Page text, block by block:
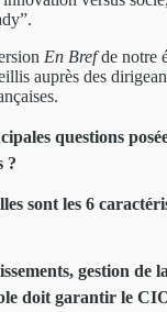
En Brefde notre
auprès des
questions
?
sont les 6
gestion de
doit garantir le